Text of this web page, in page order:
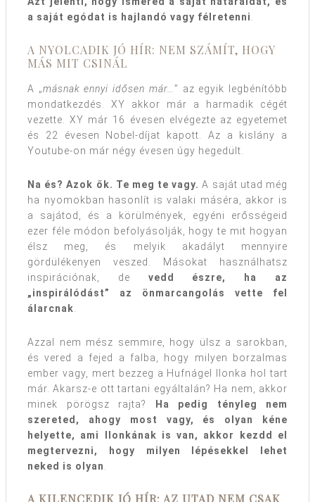
a saját egódat is hajlandó vagy félretenni.
A NYOLCADIK JÓ HÍR: NEM SZÁMÍT, HOGY
MÁS MIT CSINÁL
A „másnak ennyi idősen már…” az egyik legbénítóbb
mondatkezdés. XY akkor már a harmadik cégét
vezette. XY már 16 évesen elvégezte az egyetemet
és 22 évesen Nobel-díjat kapott. Az a kislány a
Youtube-on már négy évesen úgy hegedült.
Na és? Azok ők. Te meg te vagy. A saját utad még
ha nyomokban hasonlít is valaki máséra, akkor is
a sajátod, és a körülmények, egyéni erősségeid
ezer féle módon befolyásolják, hogy te mit hogyan
élsz meg, és melyik akadályt mennyire
gördülékenyen veszed. Másokat használhatsz
inspirációnak, de vedd észre, ha az
„inspirálódást” az önmarcangolás vette fel
álarcnak.
Azzal nem mész semmire, hogy ülsz a sarokban,
és vered a fejed a falba, hogy milyen borzalmas
ember vagy, mert bezzeg a Hufnágel Ilonka hol tart
már. Akarsz-e ott tartani egyáltalán? Ha nem, akkor
minek pörögsz rajta?
Ha pedig tényleg nem
szereted, ahogy most vagy, és olyan kéne
helyette, ami Ilonkának is van, akkor kezdd el
megtervezni, hogy milyen lépésekkel lehet
neked is olyan.